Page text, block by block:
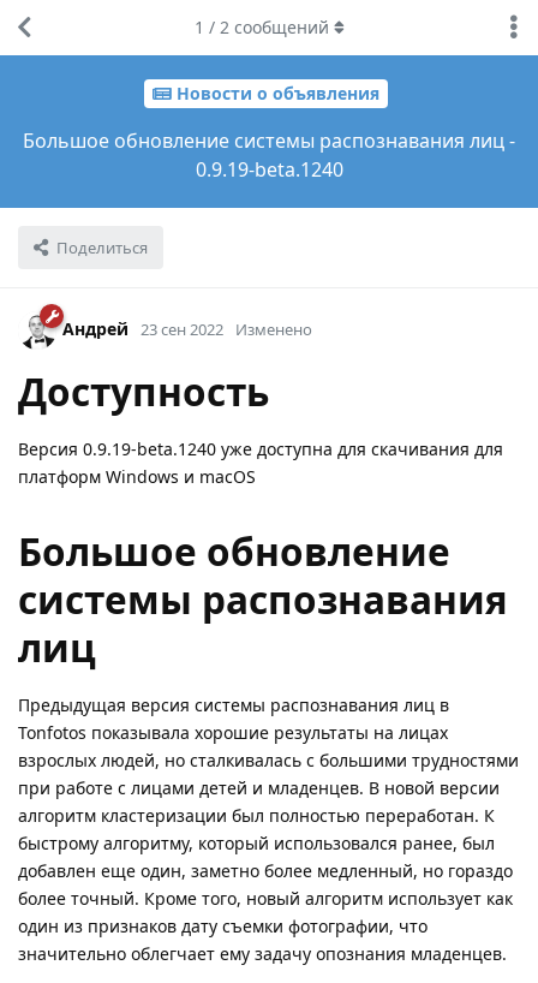
Новости о объявления
Большое обновление системы распознавания лиц -
0.9.19-beta.1240
Поделиться
1 / 2сообщений
Андрей 23 сен 2022 Изменено
Доступность
Версия 0.9.19-beta.1240 уже доступна для скачивания для
платформ Windows и macOS
Большое обновление
системы распознавания
лиц
Предыдущая версия системы распознавания лиц в
Tonfotos показывала хорошие результаты на лицах
взрослых людей, но сталкивалась с большими трудностями
при работе с лицами детей и младенцев. В новой версии
алгоритм кластеризации был полностью переработан. К
быстрому алгоритму, который использовался ранее, был
добавлен еще один, заметно более медленный, но гораздо
более точный. Кроме того, новый алгоритм использует как
один из признаков дату съемки фотографии, что
значительно облегчает ему задачу опознания младенцев.